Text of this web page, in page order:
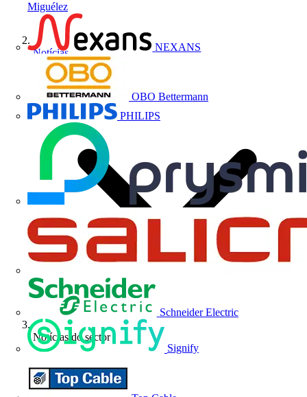
Miguélez
NEXANS
OBO Bettermann
PHILIPS
Schneider Electric
Signify
Notícias
Notícias do sector